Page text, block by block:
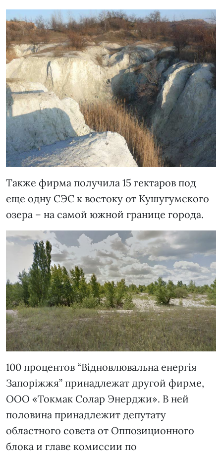
Также фирма получила 15 гектаров под
еще одну СЭС к востоку от Кушугумского
озера – на самой южной границе города.
100 процентов “Відновлювальна енергія
Запоріжжя” принадлежат другой фирме,
ООО «Токмак Солар Энерджи». В ней
половина принадлежит депутату
областного совета от Оппозиционного
блока и главе комиссии по